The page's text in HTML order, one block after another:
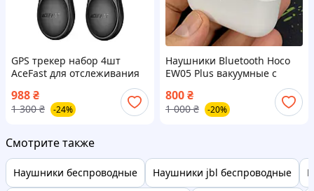
GPS трекер набор 4шт
AceFast для отслеживания
988₴
1 300 ₴ -24%
Наушники Bluetooth Hoco
EW05 Plus вакуумные с
шумоподавлением
беспородным зарядом.
800₴
1 000 ₴ -20%
Смотрите также
Наушники беспроводные Наушники jbl беспроводные